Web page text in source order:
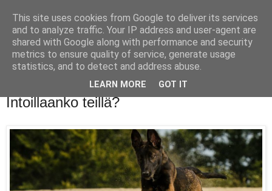
Intoillaanko teillä?
This site uses cookies from Google to deliver its services
and to analyze traffic. Your IP address and user-agent are
shared with Google along with performance and security
metrics to ensure quality of service, generate usage
statistics, and to detect and address abuse.
LEARN MORE GOT IT